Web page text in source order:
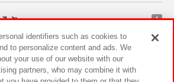
ぶ
ペーン
identifiers such as cookies to
to personalize content and ads. We
your use of our website with our
partners, who may combine it with